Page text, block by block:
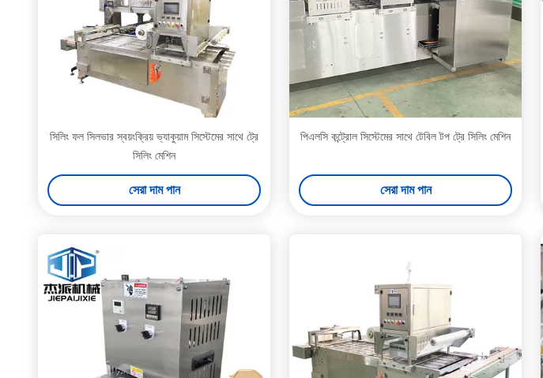
সিলিং ফল সিলভার স্বয়ংক্রিয় ভ্যাকুয়াম সিস্টেমের সাথে ট্রে
সিলিং মেশিন
সেরা দাম পান
পিএলসি কন্ট্রোল সিস্টেমের সাথে টেবিল টপ ট্রে সিলিং মেশিন
সেরা দাম পান